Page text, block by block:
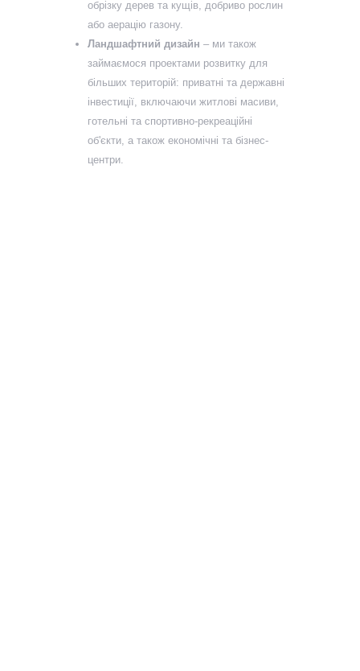
обрізку дерев та кущів, добриво рослин
або аерацію газону.
Ландшафтний дизайн – ми також
займаємося проектами розвитку для
більших територій: приватні та державні
інвестиції, включаючи житлові масиви,
готельні та спортивно-рекреаційні
об'єкти, а також економічні та бізнес-
центри.